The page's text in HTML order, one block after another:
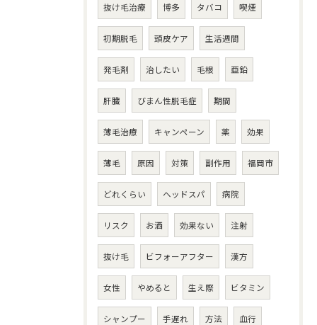
抜け毛治療 博多 タバコ 喫煙
初期脱毛 頭皮ケア 生活週間
発毛剤 治したい 毛根 亜鉛
肝臓 びまん性脱毛症 期間
薄毛治療 キャンペーン 薬 効果
薄毛 原因 対策 副作用 福岡市
どれくらい ヘッドスパ 病院
リスク お酒 効果ない 注射
抜け毛 ビフォーアフター 漢方
女性 やめると 生え際 ビタミン
シャンプー 手遅れ 方法 血行